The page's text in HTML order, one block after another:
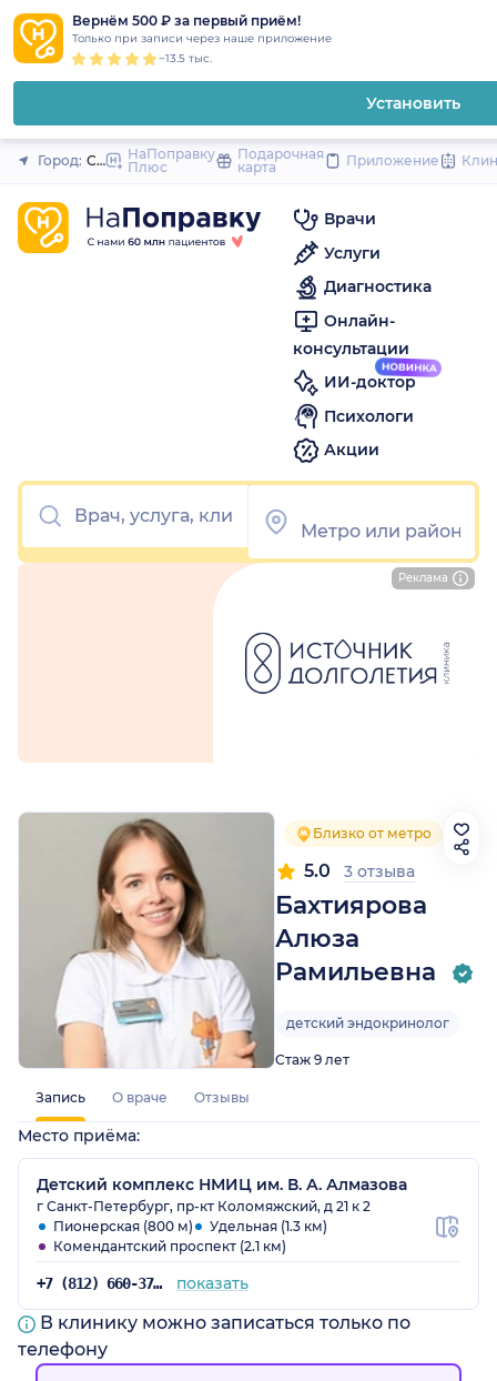
Вернём 500 ₽ за первый приём!
Только при записи через наше приложение
~13.5 тыс.
Установить
Закрыть
Город: Санкт-Петербург
НаПоправку
Плюс
Подарочная
карта
Приложение
Врачи
Услуги
Диагностика
Онлайн-
консультации
ИИ-доктор
Психологи
Акции
Близко от метро
Бахтиярова
Алюза
Рамильевна
5.0 3 отзыва
детский эндокринолог
Стаж 9 лет
Реклама
Запись О враче Отзывы
Место приёма:
Детский комплекс НМИЦ им. В. А. Алмазова
г Санкт-Петербург, пр-кт Коломяжский, д 21 к 2
Пионерская (800 м)
Удельная (1.3 км)
Комендантский проспект (2.1 км)
+7 (812) 660-37-06 показать
В клинику можно записаться только по
телефону